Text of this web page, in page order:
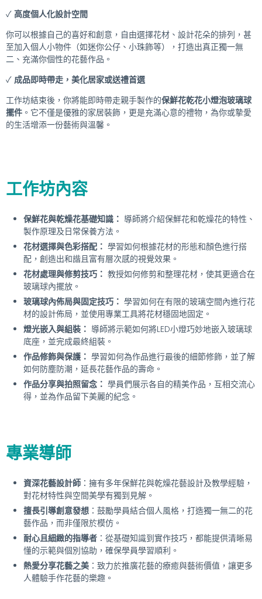
✓ 高度個人化設計空間
你可以根據自己的喜好和創意，自由選擇花材、設計花朵的排列，甚
至加入個人小物件（如迷你公仔、小珠飾等），打造出真正獨一無
二、充滿你個性的花藝作品。
✓ 成品即時帶走，美化居家或送禮首選
工作坊結束後，你將能即時帶走親手製作的保鮮花乾花小燈泡玻璃球
擺件 。它不僅是優雅的家居裝飾，更是充滿心意的禮物，為你或摯愛
的生活增添一份藝術與溫馨。
工作坊內容
保鮮花與乾燥花基礎知識： 導師將介紹保鮮花和乾燥花的特性、
製作原理及日常保養方法。
花材選擇與色彩搭配： 學習如何根據花材的形態和顏色進行搭
配，創造出和諧且富有層次感的視覺效果。
花材處理與修剪技巧： 教授如何修剪和整理花材，使其更適合在
玻璃球內擺放。
玻璃球內佈局與固定技巧： 學習如何在有限的玻璃空間內進行花
材的設計佈局，並使用專業工具將花材穩固地固定。
燈光嵌入與組裝： 導師將示範如何將LED小燈巧妙地嵌入玻璃球
底座，並完成最終組裝。
作品修飾與保護： 學習如何為作品進行最後的細節修飾，並了解
如何防塵防潮，延長花藝作品的壽命。
作品分享與拍照留念： 學員們展示各自的精美作品，互相交流心
得，並為作品留下美麗的紀念。
專業導師
資深花藝設計師 ：擁有多年保鮮花與乾燥花藝設計及教學經驗，
對花材特性與空間美學有獨到見解。
擅長引導創意發想 ：鼓勵學員結合個人風格，打造獨一無二的花
藝作品，而非僅限於模仿。
耐心且細緻的指導者 ：從基礎知識到實作技巧，都能提供清晰易
懂的示範與個別協助，確保學員學習順利。
熱愛分享花藝之美 ：致力於推廣花藝的療癒與藝術價值，讓更多
人體驗手作花藝的樂趣。